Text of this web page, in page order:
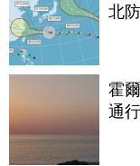
北
霍
通